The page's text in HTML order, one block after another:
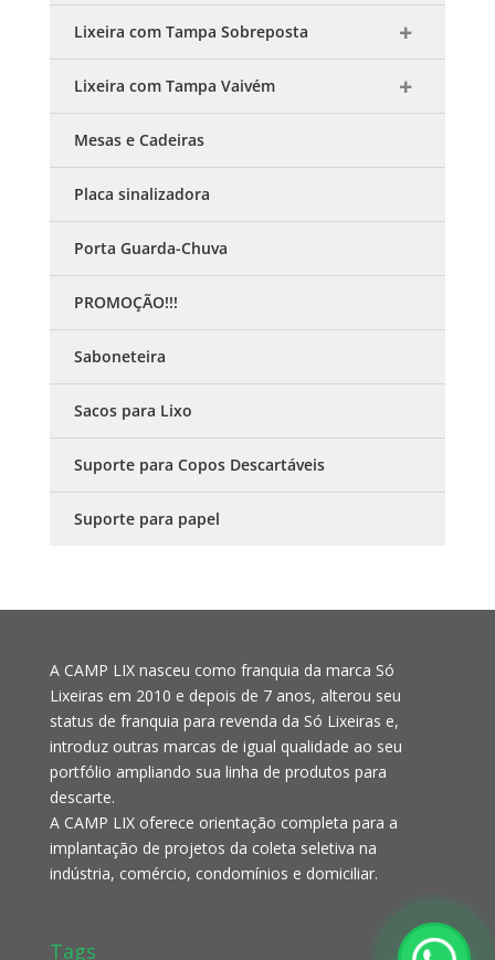
Lixeira com Tampa Sobreposta
Lixeira com Tampa Vaivém
Mesas e Cadeiras
Placa sinalizadora
Porta Guarda-Chuva
PROMOÇÃO!!!
Saboneteira
Sacos para Lixo
Suporte para Copos Descartáveis
Suporte para papel
A CAMP LIX nasceu como franquia da marca Só
Lixeiras em 2010 e depois de 7 anos, alterou seu
status de franquia para revenda da Só Lixeiras e,
introduz outras marcas de igual qualidade ao seu
portfólio ampliando sua linha de produtos para
descarte.
A CAMP LIX oferece orientação completa para a
implantação de projetos da coleta seletiva na
indústria, comércio, condomínios e domiciliar.
Tags